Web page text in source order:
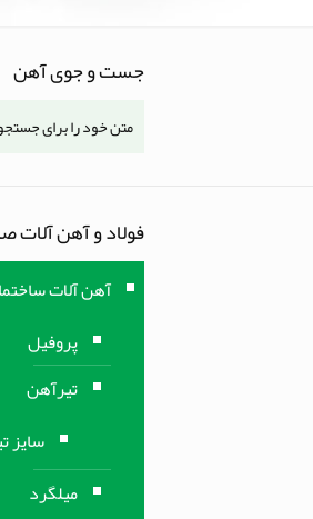
جست و جوی آهن
فولاد و آهن آلات
آهن آلات
پروفیل
تیرآهن
سایز
میلگرد